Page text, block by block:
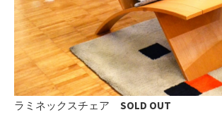
ラミネックスチェア SOLD OUT